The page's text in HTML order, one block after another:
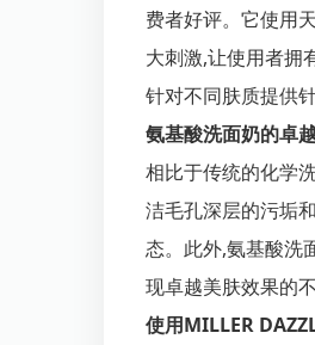
费者好评。它使用
大刺激,让使用者拥
针对不同肤质提供
氨基酸洗面奶的卓
相比于传统的化学
洁毛孔深层的污垢
态。此外,氨基酸洗
现卓越美肤效果的不
使用MILLER